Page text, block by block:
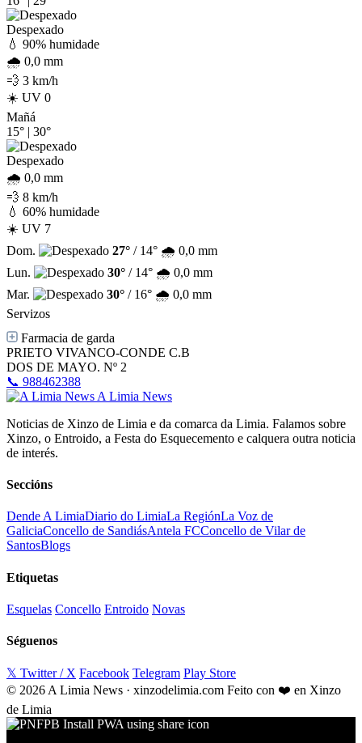
Despexado
💧 90% humidade
🌧️ 0,0 mm
💨 3 km/h
☀️ UV 0
Mañá
15° | 30°
Despexado
🌧️ 0,0 mm
💨 8 km/h
💧 60% humidade
☀️ UV 7
Dom.
27° / 14° 🌧️ 0,0 mm
Lun.
30° / 14° 🌧️ 0,0 mm
Mar.
30° / 16° 🌧️ 0,0 mm
Servizos
Farmacia de garda
PRIETO VIVANCO-CONDE C.B
DOS DE MAYO. Nº 2
📞 988462388
A Limia News
Noticias de Xinzo de Limia e da comarca da Limia. Falamos sobre
Xinzo, o Entroido, a Festa do Esquecemento e calquera outra noticia
de interés.
Seccións
Dende A LimiaDiario do LimiaLa RegiónLa Voz de
GaliciaConcello de SandiásAntela FCConcello de Vilar de
SantosBlogs
Etiquetas
Esquelas Concello Entroido Novas
Séguenos
𝕏 Twitter / X Facebook Telegram Play Store
© 2026 A Limia News · xinzodelimia.com Feito con ❤️ en Xinzo
de Limia